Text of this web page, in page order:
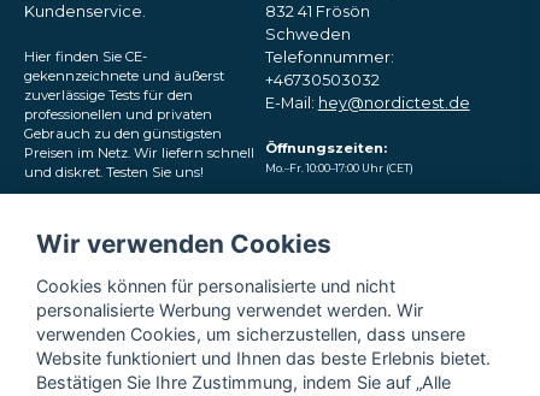
Kundenservice.
Hier finden Sie CE-
gekennzeichnete und äußerst
zuverlässige Tests für den
professionellen und privaten
Gebrauch zu den günstigsten
Preisen im Netz. Wir liefern schnell
und diskret. Testen Sie uns!
sozialen Medien
832 41 Frösön
Schweden
Telefonnummer:
+46730503032
E-Mail: hey@nordictest.de
Öffnungszeiten:
Mo.–Fr. 10:00–17:00 Uhr (CET)
Wir verwenden Cookies
Cookies können für personalisierte und nicht
personalisierte Werbung verwendet werden. Wir
verwenden Cookies, um sicherzustellen, dass unsere
Website funktioniert und Ihnen das beste Erlebnis bietet.
Bestätigen Sie Ihre Zustimmung, indem Sie auf „Alle